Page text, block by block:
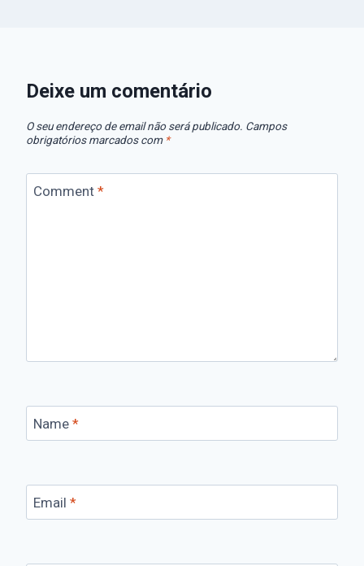
Deixe um comentário
O seu endereço de email não será publicado. Campos
obrigatórios marcados com *
Comment *
Name *
Email *